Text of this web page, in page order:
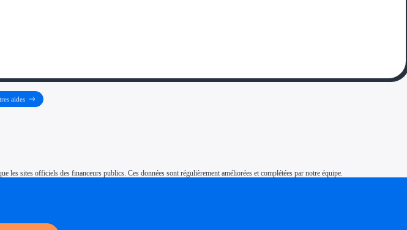
aides
sites officiels des financeurs publics. Ces données sont régulièrement améliorées et complétées par notre équipe.